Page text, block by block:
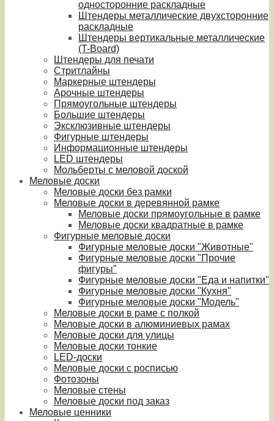
односторонние раскладные
Штендеры металлические двухсторонние
раскладные
Штендеры вертикальные металлические
(T-Board)
Штендеры для печати
Стритлайны
Маркерные штендеры
Арочные штендеры
Прямоугольные штендеры
Большие штендеры
Эксклюзивные штендеры
Фигурные штендеры
Информационные штендеры
LED штендеры
Мольберты с меловой доской
Меловые доски
Меловые доски без рамки
Меловые доски в деревянной рамке
Меловые доски прямоугольные в рамке
Меловые доски квадратные в рамке
Фигурные меловые доски
Фигурные меловые доски "Животные"
Фигурные меловые доски "Прочие
фигуры"
Фигурные меловые доски "Еда и напитки"
Фигурные меловые доски "Кухня"
Фигурные меловые доски "Модель"
Меловые доски в раме с полкой
Меловые доски в алюминиевых рамах
Меловые доски для улицы
Меловые доски тонкие
LED-доски
Меловые доски с росписью
Фотозоны
Меловые стены
Меловые доски под заказ
Меловые ценники